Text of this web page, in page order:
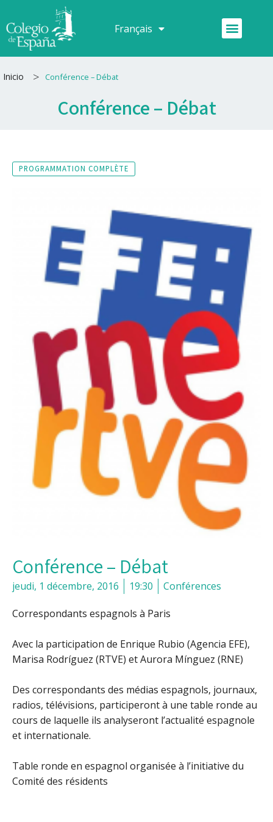
au
contenu
Français
Español Menu
Inicio > Conférence – Débat
Conférence – Débat
PROGRAMMATION COMPLÈTE
Conférence – Débat
jeudi, 1 décembre, 2016 19:30 Conférences
Correspondants espagnols à Paris
Avec la participation de Enrique Rubio (Agencia EFE),
Marisa Rodríguez (RTVE) et Aurora Mínguez (RNE)
Des correspondants des médias espagnols, journaux,
radios, télévisions, participeront à une table ronde au
cours de laquelle ils analyseront l’actualité espagnole
et internationale.
Table ronde en espagnol organisée à l’initiative du
Comité des résidents